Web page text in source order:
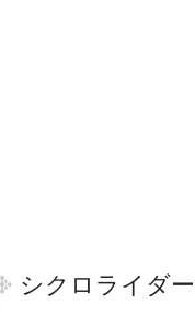
シクロライダー